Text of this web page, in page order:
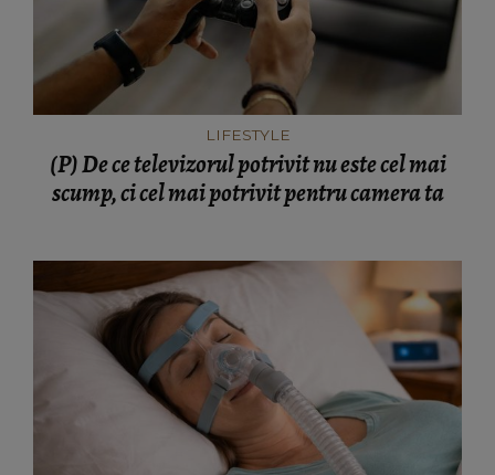
LIFESTYLE
(P) De ce televizorul potrivit nu este cel mai
scump, ci cel mai potrivit pentru camera ta